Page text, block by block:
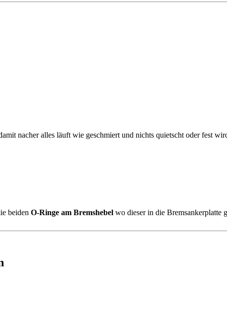
nacher alles läuft wie geschmiert und nichts quietscht oder fest
beiden O-Ringe am Bremshebel wo dieser in die Bremsankerplatte